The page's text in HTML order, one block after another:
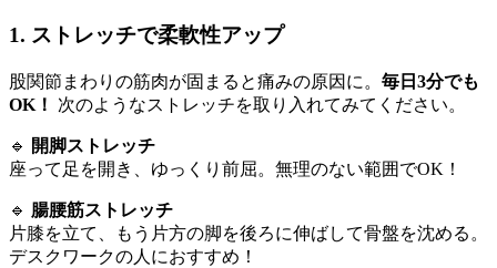
1. ストレッチで柔軟性アップ
股関節まわりの筋肉が固まると痛みの原因に。 毎日3分でも
OK！
次のようなストレッチを取り入れてみてください。
🔹 開脚ストレッチ
座って足を開き、ゆっくり前屈。無理のない範囲でOK！
🔹 腸腰筋ストレッチ
片膝を立て、もう片方の脚を後ろに伸ばして骨盤を沈める。
デスクワークの人におすすめ！